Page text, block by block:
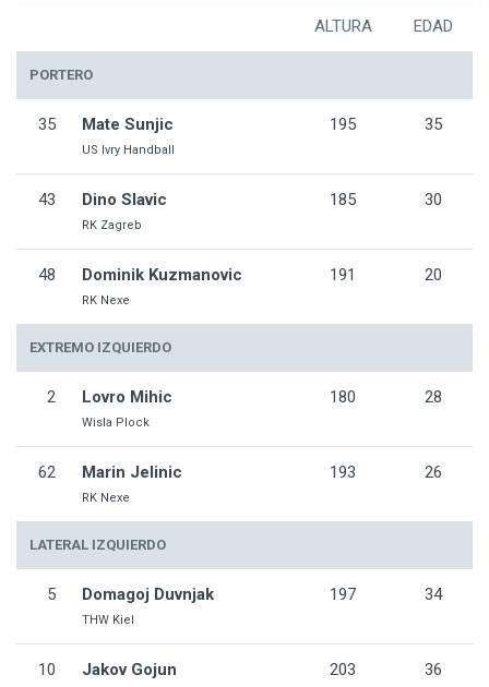
ALTURA EDAD
PORTERO
35 Mate Sunjic
US Ivry Handball
195 35
43 Dino Slavic
RK Zagreb
185 30
48 Dominik Kuzmanovic
RK Nexe
191 20
EXTREMO IZQUIERDO
2 Lovro Mihic
Wisla Plock
180 28
62 Marin Jelinic
RK Nexe
193 26
LATERAL IZQUIERDO
5 Domagoj Duvnjak
THW Kiel
197 34
10 Jakov Gojun 203 36